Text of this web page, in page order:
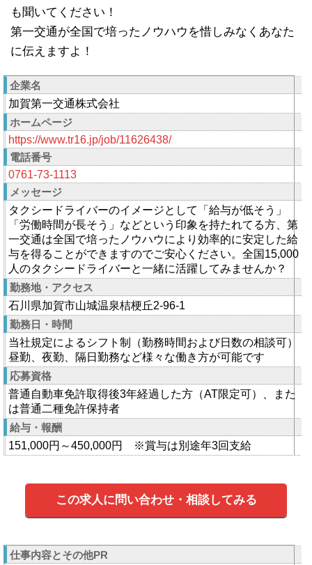
も聞いてください！
第一交通が全国で培ったノウハウを惜しみなくあなた
に伝えますよ！
企業名
加賀第一交通株式会社
ホームページ
https://www.tr16.jp/job/11626438/
電話番号
0761-73-1113
メッセージ
タクシードライバーのイメージとして「給与が低そう」
「労働時間が長そう」などという印象を持たれてる方、第
一交通は全国で培ったノウハウにより効率的に安定した給
与を得ることができますのでご安心ください。全国15,000
人のタクシードライバーと一緒に活躍してみませんか？
勤務地・アクセス
石川県加賀市山城温泉桔梗丘2-96-1
勤務日・時間
当社規定によるシフト制（勤務時間および日数の相談可）
昼勤、夜勤、隔日勤務など様々な働き方が可能です
応募資格
普通自動車免許取得後3年経過した方（AT限定可）、また
は普通二種免許保持者
給与・報酬
151,000円～450,000円 ※賞与は別途年3回支給
この求人に問い合わせ・相談してみる
仕事内容とその他PR